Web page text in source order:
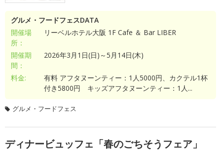
グルメ・フードフェスDATA
開催場
所：
リーベルホテル大阪 1F Cafe ＆ Bar LIBER
開催期
間：
2026年3月1日(日)～5月14日(木)
料金:
有料 アフタヌーンティー：1人5000円、カクテル1杯
付き5800円 キッズアフタヌーンティー：1人...
グルメ・フードフェス
ディナービュッフェ「春のごちそうフェア」